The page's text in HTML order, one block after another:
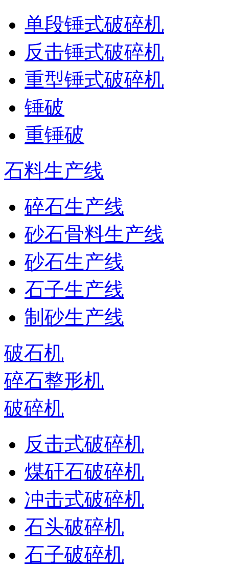
单段锤式破碎机
反击锤式破碎机
重型锤式破碎机
锤破
重锤破
石料生产线
碎石生产线
砂石骨料生产线
砂石生产线
石子生产线
制砂生产线
破石机
碎石整形机
破碎机
反击式破碎机
煤矸石破碎机
冲击式破碎机
石头破碎机
石子破碎机